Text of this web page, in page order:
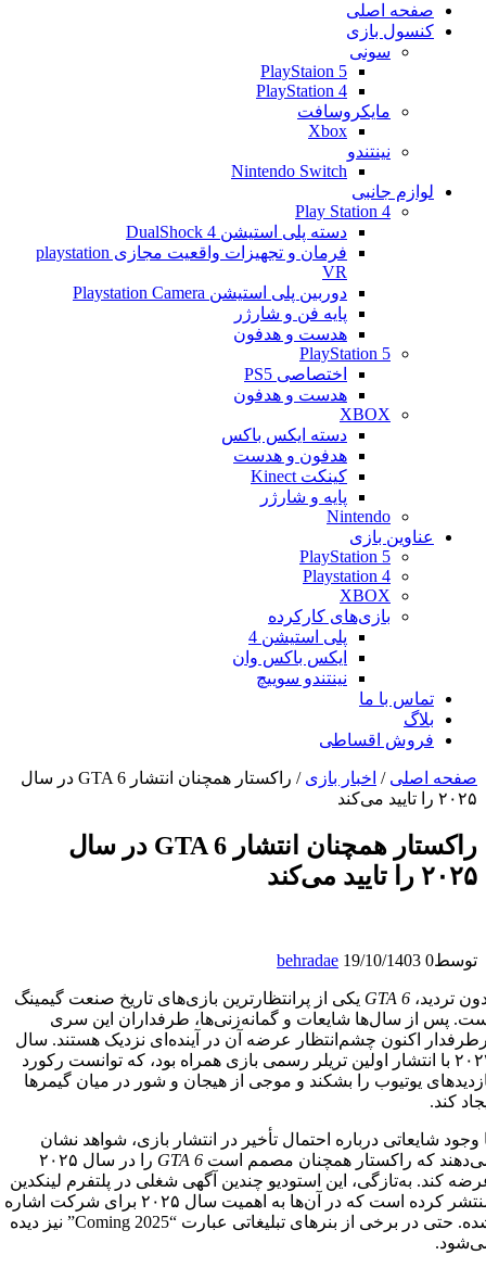
صفحه اصلی
کنسول بازی
سونی
PlayStaion 5
PlayStation 4
مایکروسافت
Xbox
نینتندو
Nintendo Switch
لوازم جانبی
Play Station 4
دسته پلی استیشن 4 DualShock
فرمان و تجهیزات واقعیت مجازی playstation
VR
دوربین پلی استیشن Playstation Camera
پایه فن و شارژر
هدست و هدفون
PlayStation 5
اختصاصی PS5
هدست و هدفون
XBOX
دسته ایکس باکس
هدفون و هدست
کینکت Kinect
پایه و شارژر
Nintendo
عناوین بازی
PlayStation 5
Playstation 4
XBOX
بازی‌های کارکرده
پلی استیشن 4
ایکس باکس وان
نینتندو سوییچ
تماس با ما
بلاگ
فروش اقساطی
صفحه اصلی / اخبار بازی /
راکستار همچنان انتشار GTA 6 در سال
۲۰۲۵ را تایید می‌کند
راکستار همچنان انتشار GTA 6 در سال
۲۰۲۵ را تایید می‌کند
توسط behradae 19/10/14030
تردید،GTA 6یکی از پرانتظارترین بازی‌های تاریخ صنعت گیمینگ
پس از سال‌ها شایعات و گمانه‌زنی‌ها، طرفداران این سری
اکنون چشم‌انتظار عرضه آن در آینده‌ای نزدیک هستند. سال
۲۰۲۳ با انتشار اولین تریلر رسمی بازی همراه بود، که توانست رکورد
یوتیوب را بشکند و موجی از هیجان و شور در میان گیمرها
کند.
وجود شایعاتی درباره احتمال تأخیر در انتشار بازی، شواهد نشان
که راکستار همچنان مصمم استGTA 6
را در سال ۲۰۲۵
کند. به‌تازگی، این استودیو چندین آگهی شغلی در پلتفرم لینکدین
منتشر کرده است که در آن‌ها به اهمیت سال ۲۰۲۵ برای شرکت اشاره
شده. حتی در برخی از بنرهای تبلیغاتی عبارت “Coming 2025” نیز دیده